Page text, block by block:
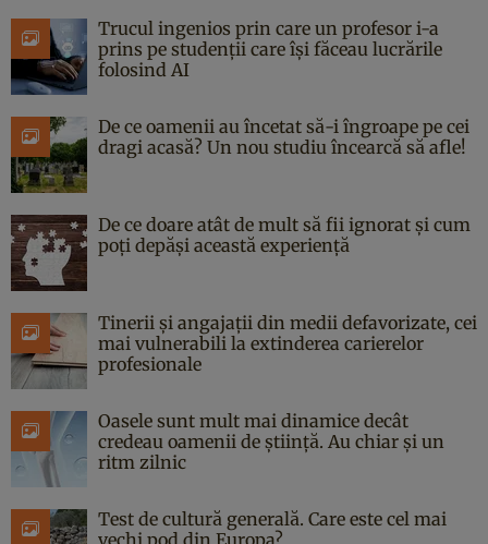
Trucul ingenios prin care un profesor i-a
prins pe studenții care își făceau lucrările
folosind AI
De ce oamenii au încetat să-i îngroape pe cei
dragi acasă? Un nou studiu încearcă să afle!
De ce doare atât de mult să fii ignorat și cum
poți depăși această experiență
Tinerii și angajații din medii defavorizate, cei
mai vulnerabili la extinderea carierelor
profesionale
Oasele sunt mult mai dinamice decât
credeau oamenii de știință. Au chiar și un
ritm zilnic
Test de cultură generală. Care este cel mai
vechi pod din Europa?